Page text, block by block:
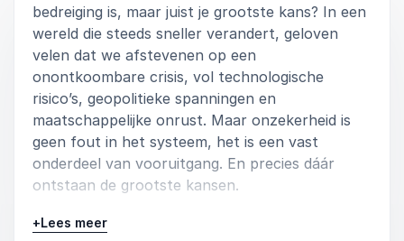
bedreiging is, maar juist je grootste kans? In een
wereld die steeds sneller verandert, geloven
velen dat we afstevenen op een
onontkoombare crisis, vol technologische
risico’s, geopolitieke spanningen en
maatschappelijke onrust. Maar onzekerheid is
geen fout in het systeem, het is een vast
onderdeel van vooruitgang. En precies dáár
ontstaan de grootste kansen.
Deze lezing daagt leiders uit om niet op de rem
+Lees meer